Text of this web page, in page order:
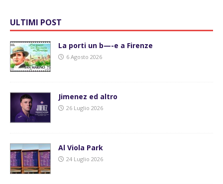
ULTIMI POST
La porti un b—-e a Firenze
6 Agosto 2026
Jimenez ed altro
26 Luglio 2026
Al Viola Park
24 Luglio 2026